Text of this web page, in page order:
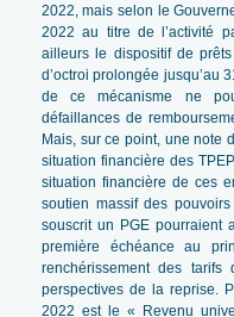
2022, mais selon le
2022 au titre de l’activité
ailleurs le dispositif de
d’octroi prolongée jusqu’au
de ce mécanisme ne
défaillances de
Mais, sur ce point, une note
situation financière des
situation financière de ces
soutien massif des
souscrit un PGE pourraient
première échéance au
renchérissement des
perspectives de la reprise.
2022 est le « Revenu